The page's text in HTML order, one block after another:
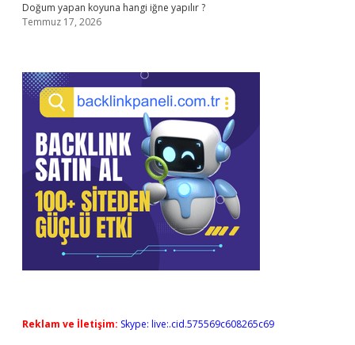
Doğum yapan koyuna hangi iğne yapılır ?
Temmuz 17, 2026
Reklam ve İletişim: Skype: live:.cid.575569c608265c69